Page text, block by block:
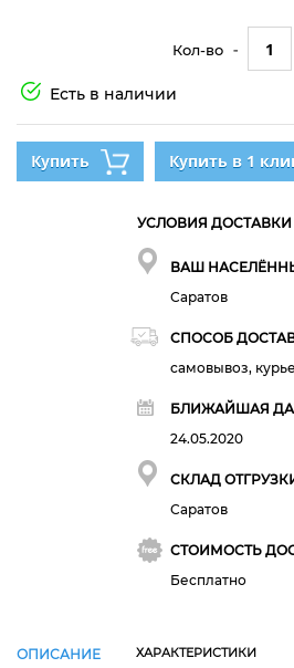
Кол-во -
Есть в наличии
Купить Купить в 1
УСЛОВИЯ ДОСТАВКИ
ВАШ
Саратов
СПОСОБ
самовывоз,
БЛИЖАЙШАЯ
24.05.2020
СКЛАД
Саратов
СТОИМОСТЬ
Бесплатно
ОПИСАНИЕ ХАРАКТЕРИСТИКИ